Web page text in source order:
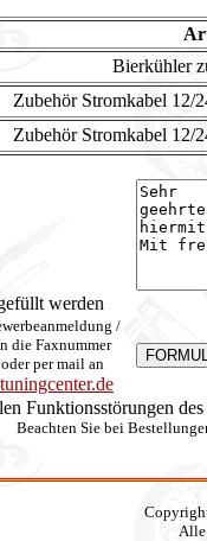
Bierkühler
Zubehör Stromkabel 12/
Zubehör Stromkabel 12/
werden
/
die Faxnummer
per mail an
Funktionsstörungen
Beachten Sie bei
Alle